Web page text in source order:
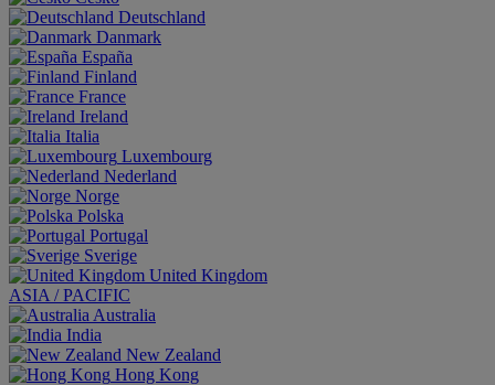
Deutschland
Danmark
España
Finland
France
Ireland
Italia
Luxembourg
Nederland
Norge
Polska
Portugal
Sverige
United Kingdom
ASIA / PACIFIC
Australia
India
New Zealand
Hong Kong